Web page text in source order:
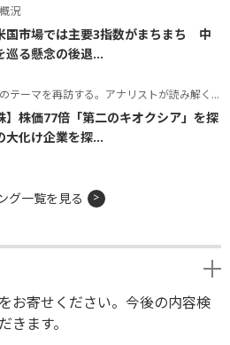
況
国市場では主要3指数がまちまち 中
巡る懸念の後退...
テーマを再訪する。アナリストが読み解くテーマの本質
】株価77倍「第二のキオクシア」を探
大化け企業を探...
グ一覧を見る
お寄せください。今後の内容検
きます。